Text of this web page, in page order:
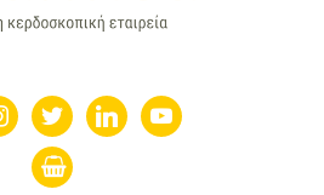
twitter linkedin youtube
shopping-
basket